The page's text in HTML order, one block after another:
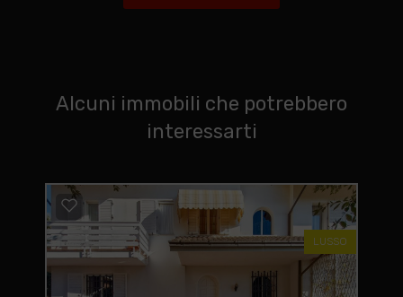
Alcuni immobili che potrebbero
interessarti
LUSSO